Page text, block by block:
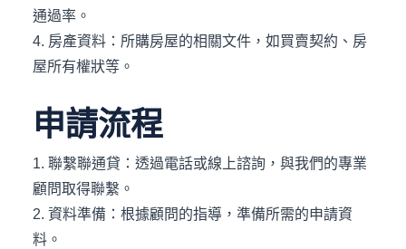
通過率。
4. 房產資料：所購房屋的相關文件，如買賣契約、房
屋所有權狀等。
申請流程
1. 聯繫聯通貸：透過電話或線上諮詢，與我們的專業
顧問取得聯繫。
2. 資料準備：根據顧問的指導，準備所需的申請資
料。